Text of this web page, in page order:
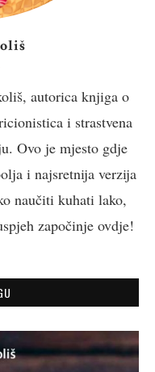
autorica knjiga o
i strastvena
Ovo je mjesto gdje
i najsretnija verzija
naučiti kuhati lako,
započinje ovdje!